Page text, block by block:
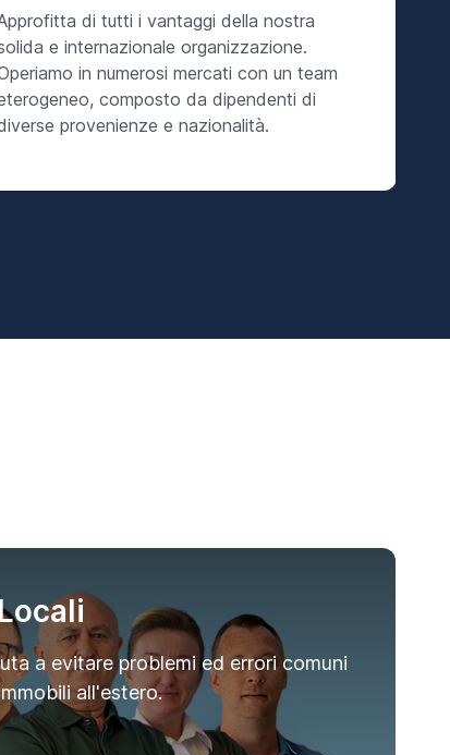
di tutti i vantaggi della nostra
e internazionale organizzazione.
in numerosi mercati con un team
composto da dipendenti di
provenienze e nazionalità.
a evitare problemi ed errori comuni
all'estero.